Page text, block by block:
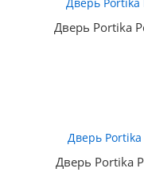
Дверь Portika
Дверь Portika